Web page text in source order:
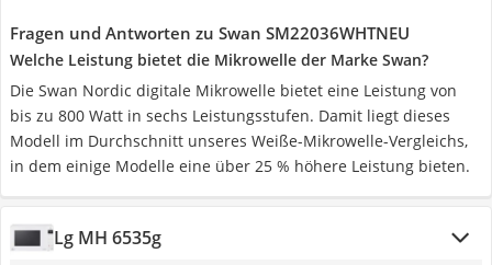
Fragen und Antworten zu Swan SM22036WHTNEU
Welche Leistung bietet die Mikrowelle der Marke Swan?
Die Swan Nordic digitale Mikrowelle bietet eine Leistung von
bis zu 800 Watt in sechs Leistungsstufen. Damit liegt dieses
Modell im Durchschnitt unseres Weiße-Mikrowelle-Vergleichs,
in dem einige Modelle eine über 25 % höhere Leistung bieten.
Lg MH 6535g